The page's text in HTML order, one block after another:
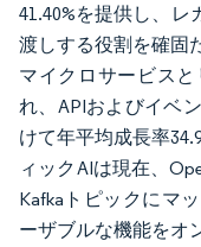
41.40%を提供し、レ
渡しする役割を確固
マイクロサービス
れ、APIおよびイベ
けて年平均成長率
ィックAIは現在、
Kafkaトピックにマ
ーザブルな機能をオ